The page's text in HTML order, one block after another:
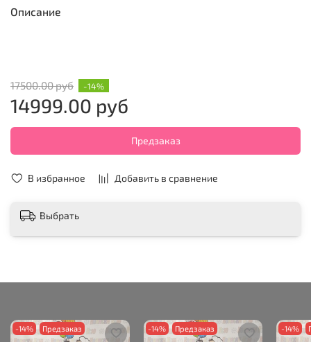
В избранное Добавить в сравнение
Описание
17500.00 руб
14999.00 руб
-14%
Предзаказ
Выбрать
-14% Предзаказ -14% Предзаказ -14%